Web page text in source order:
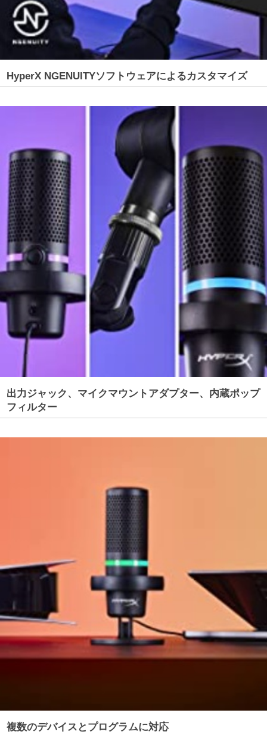
HyperX NGENUITYソフトウェアによるカスタマイズ
出力ジャック、マイクマウントアダプター、内蔵ポップ
フィルター
複数のデバイスとプログラムに対応